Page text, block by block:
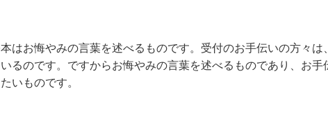
はお悔やみの言葉を述べるものです。受付のお手伝いの方々は
るのです。ですからお悔やみの言葉を述べるものであり、お手
いものです。